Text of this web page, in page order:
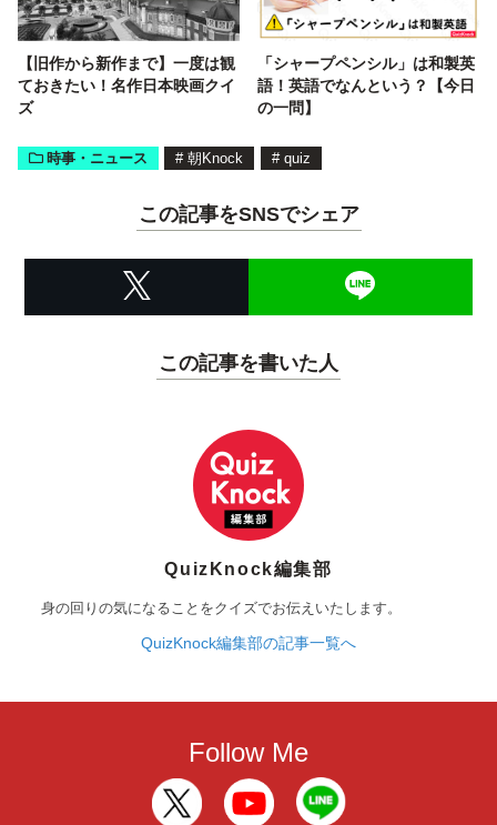
【旧作から新作まで】一度は観
ておきたい！名作日本映画クイ
ズ
「シャープペンシル」は和製英
語！英語でなんという？【今日
の一問】
時事・ニュース # 朝Knock # quiz
この記事をSNSでシェア
この記事を書いた人
QuizKnock編集部
身の回りの気になることをクイズでお伝えいたします。
QuizKnock編集部の記事一覧へ
Follow Me